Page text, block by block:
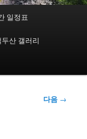
일정표
두산 갤러리
다음 →